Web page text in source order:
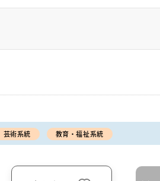
芸術系統 教育・福祉系統